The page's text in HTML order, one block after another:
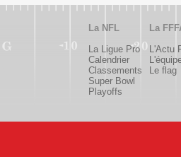
La NFL
La Ligue Pro
Calendrier
Classements
Super Bowl
Playoffs
La
L'Actu
Le flag